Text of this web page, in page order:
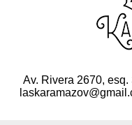
Av. Rivera 2670,